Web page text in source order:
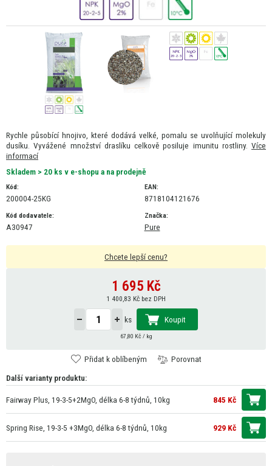
Rychle působící hnojivo, které dodává velké, pomalu se uvolňující molekuly
dusíku. Vyvážené množství draslíku celkově posiluje imunitu rostliny. Více
informací
Skladem > 20 ks v e-shopu a na prodejně
Kód:
200004-25KG
EAN:
8718104121676
Kód dodavatele:
A30947
Značka:
Pure
Chcete lepší cenu?
1 695 Kč
1 400,83 Kč bez DPH
ks Koupit
67,80 Kč / kg
Přidat k oblíbeným
Porovnat
Další varianty produktu:
Fairway Plus, 19-3-5+2MgO, délka 6-8 týdnů, 10kg 845 Kč
Spring Rise, 19-3-5 +3MgO, délka 6-8 týdnů, 10kg 929 Kč